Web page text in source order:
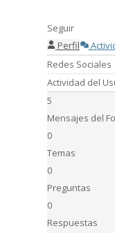
Seguir
Perfil
Redes Sociales
Actividad del
5
Mensajes del
0
Temas
0
Preguntas
0
Respuestas